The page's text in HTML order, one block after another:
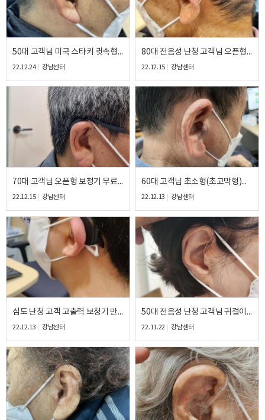
50대 고객님 미국 스타키 귓속형 보청기 만족 후기
22.12.24 강남센터
80대 전음성 난청 고객님 오픈형 보청기 만족 후기
22.12.15 강남센터
70대 고객님 오픈형 보청기 무료체험 후 구매 만족 후기
22.12.15 강남센터
60대 고객님 초소형(초고막형)보청기 만족 후기
22.12.13 강남센터
심도 난청 고객 고출력 보청기 만족 후기
22.12.13 강남센터
50대 전음성 난청 고객님 귀걸이형 보청기 만족 후기
22.11.22 강남센터
이름
연락처 -
센터
예약날짜
예약시간
내용
개인정보 수집, 이용에 동의합니다.
[자세히보기]